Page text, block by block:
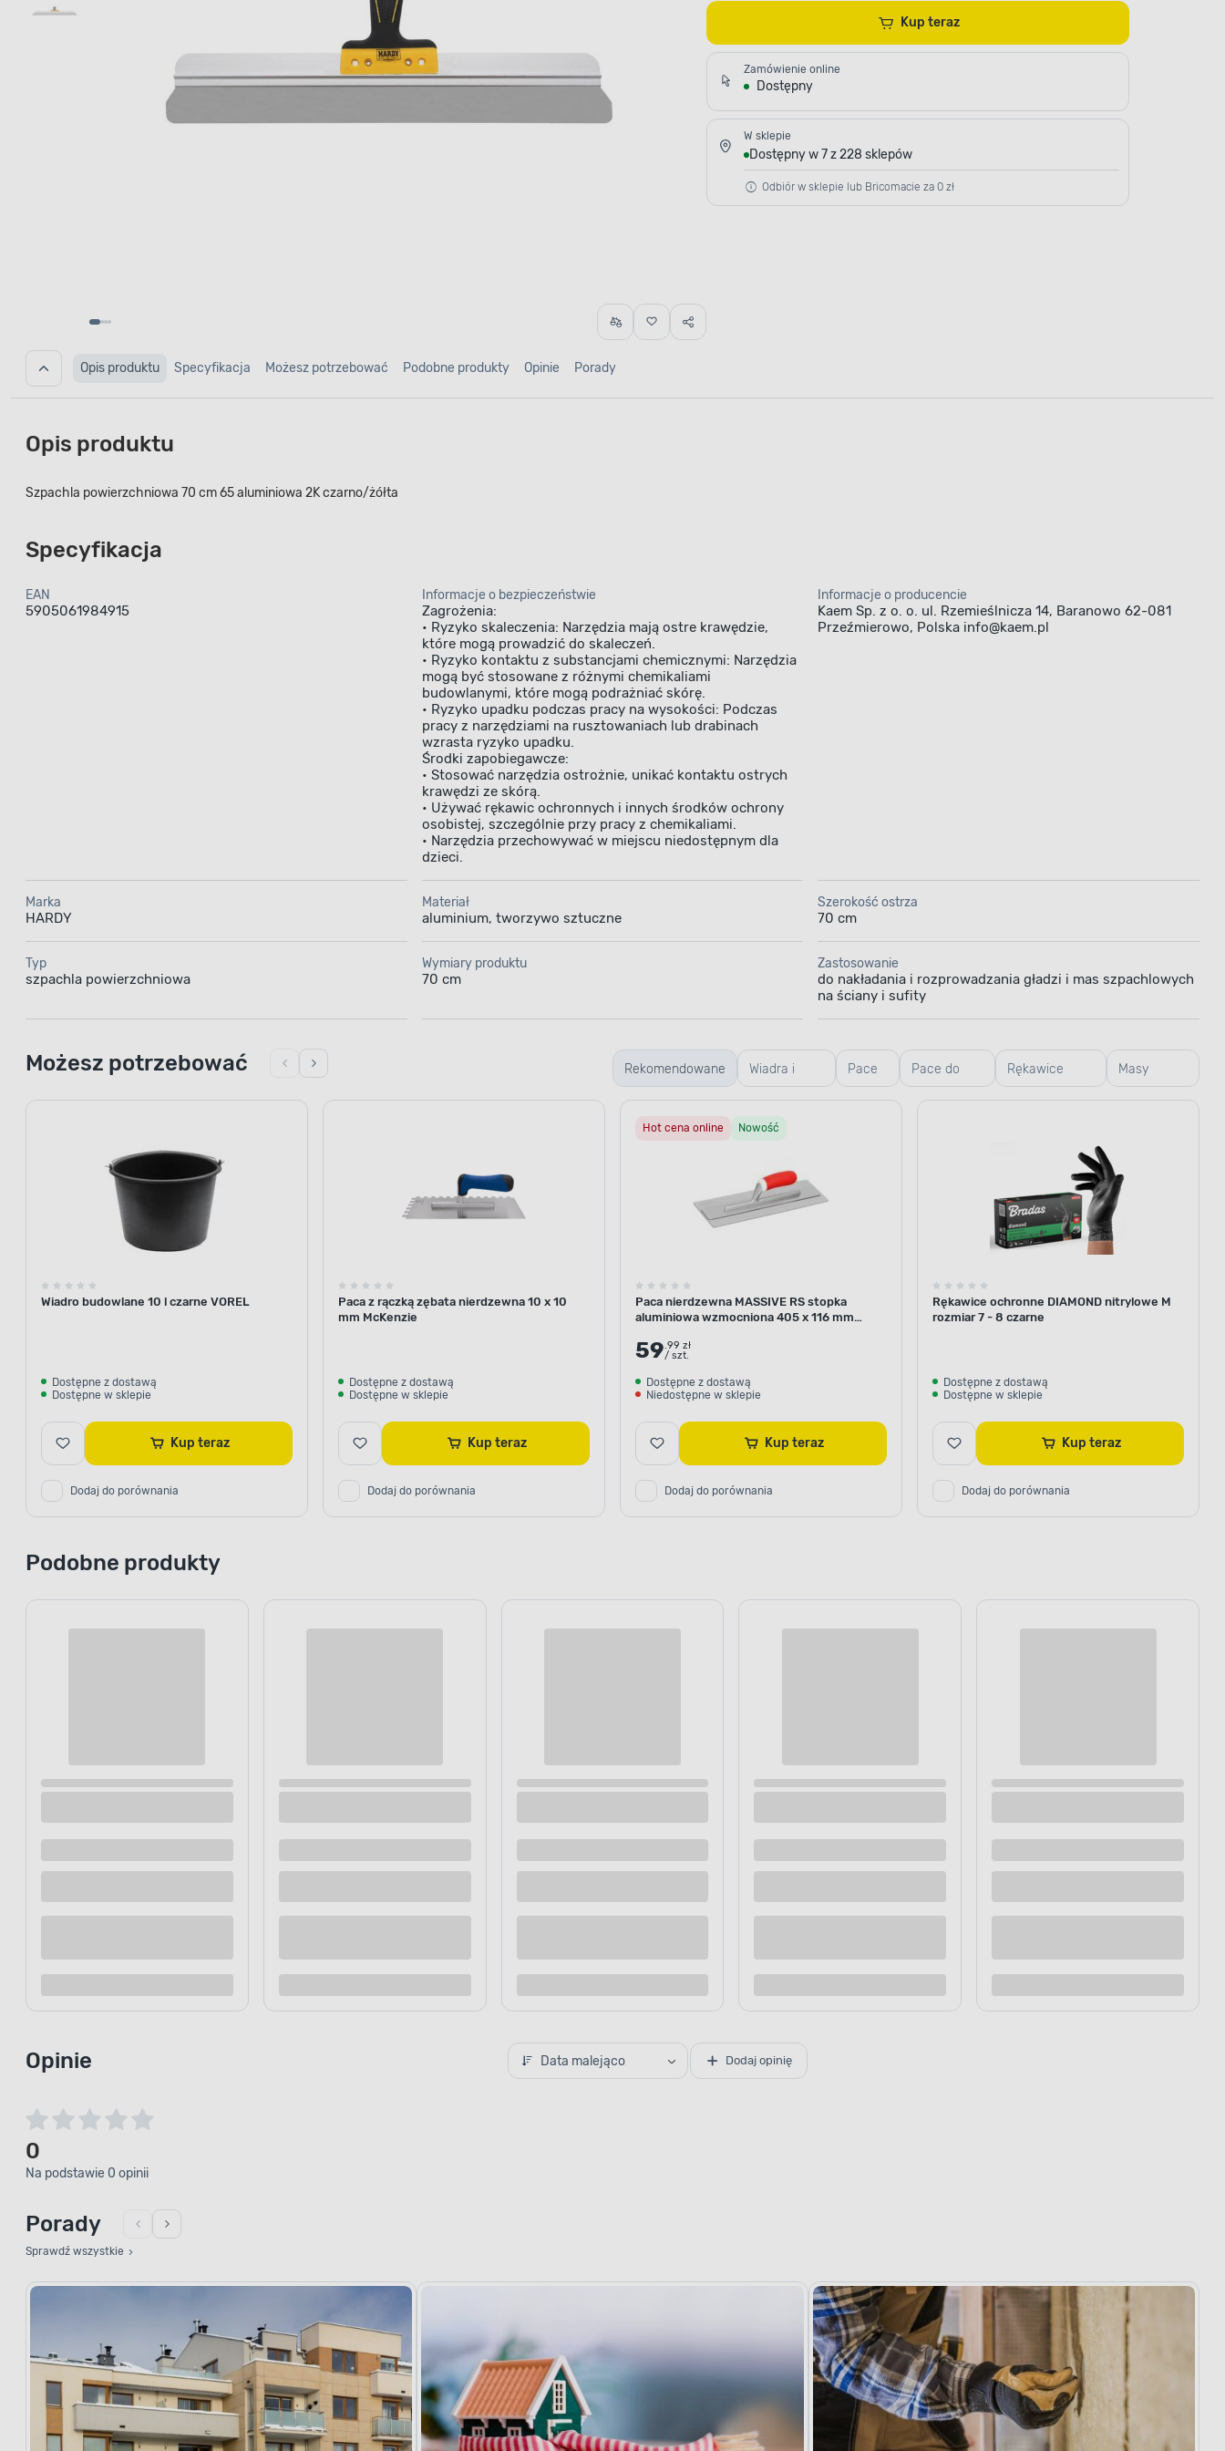
Kup teraz
Zamówienie online
Dostępny
W sklepie
Dostępny w 7 z 228 sklepów
Odbiór w sklepie lub Bricomacie za 0 zł
Opis produktu Specyfikacja Możesz potrzebować Podobne produkty Opinie Porady
Opis produktu
Szpachla powierzchniowa 70 cm 65 aluminiowa 2K czarno/żółta
Specyfikacja
EAN
5905061984915
Informacje o bezpieczeństwie
Zagrożenia:
• Ryzyko skaleczenia: Narzędzia mają ostre krawędzie,
które mogą prowadzić do skaleczeń.
• Ryzyko kontaktu z substancjami chemicznymi: Narzędzia
mogą być stosowane z różnymi chemikaliami
budowlanymi, które mogą podrażniać skórę.
• Ryzyko upadku podczas pracy na wysokości: Podczas
pracy z narzędziami na rusztowaniach lub drabinach
wzrasta ryzyko upadku.
Środki zapobiegawcze:
• Stosować narzędzia ostrożnie, unikać kontaktu ostrych
krawędzi ze skórą.
• Używać rękawic ochronnych i innych środków ochrony
osobistej, szczególnie przy pracy z chemikaliami.
• Narzędzia przechowywać w miejscu niedostępnym dla
dzieci.
Informacje o producencie
Kaem Sp. z o. o. ul. Rzemieślnicza 14, Baranowo 62-081
Przeźmierowo, Polska info@kaem.pl
Marka
HARDY
Materiał
aluminium, tworzywo sztuczne
Szerokość ostrza
70 cm
Typ
szpachla powierzchniowa
Wymiary produktu
70 cm
Zastosowanie
do nakładania i rozprowadzania gładzi i mas szpachlowych
na ściany i sufity
Rekomendowane Wiadra i Pace Pace do
gładzi,
Rękawice Masy
Możesz potrzebować
Wiadro budowlane 10 l czarne VOREL
Dostępne z dostawą
Dostępne w sklepie
Kup teraz
Dodaj do porównania
Paca z rączką zębata nierdzewna 10 x 10
mm McKenzie
Dostępne z dostawą
Dostępne w sklepie
Kup teraz
Dodaj do porównania
Hot cena online Nowość
Paca nierdzewna MASSIVE RS stopka
aluminiowa wzmocniona 405 x 116 mm
59.99 zł
/ szt.
Dostępne z dostawą
Niedostępne w sklepie
Kup teraz
Dodaj do porównania
Rękawice ochronne DIAMOND nitrylowe M
rozmiar 7 - 8 czarne
Dostępne z dostawą
Dostępne w sklepie
Kup teraz
Dodaj do porównania
Podobne produkty
Opinie Data malejąco Dodaj opinię
0
Na podstawie 0 opinii
Porady
Sprawdź wszystkie